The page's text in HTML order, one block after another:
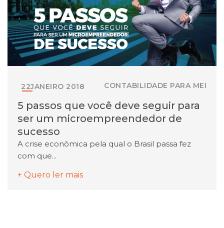
22JANEIRO 2018 CONTABILIDADE PARA MEI
5 passos que você deve seguir para
ser um microempreendedor de
sucesso
A crise econômica pela qual o Brasil passa fez
com que...
+ Quero ler mais